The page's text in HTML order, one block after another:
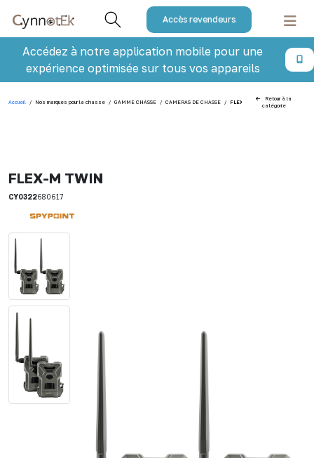
Accès revendeurs
Accédez à notre application mobile pour une
expérience optimisée sur tous vos appareils
Accueil / Nos marques pour la chasse / GAMME CHASSE / CAMERAS DE CHASSE / FLEX-M TWIN
Retour à la
catégorie
FLEX-M TWIN
CY0322680617